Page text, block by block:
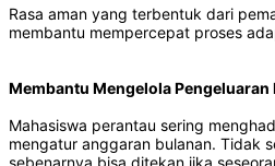
Rasa aman yang terbentuk dari
membantu mempercepat proses
Membantu Mengelola Pengeluaran
Mahasiswa perantau sering
mengatur anggaran bulanan. Tidak
sebenarnya bisa ditekan jika